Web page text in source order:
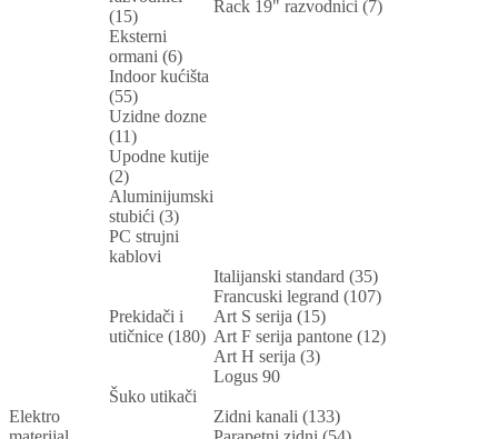
Elektro
(15)
Rack 19" razvodnici (7)
Eksterni
ormani (6)
Indoor kućišta
(55)
Uzidne dozne
(11)
Upodne kutije
(2)
Aluminijumski
stubići (3)
PC strujni
kablovi
Prekidači i
utičnice (180)
Italijanski standard (35)
Francuski legrand (107)
Art S serija (15)
Art F serija pantone (12)
Art H serija (3)
Logus 90
Šuko utikači
Zidni kanali (133)